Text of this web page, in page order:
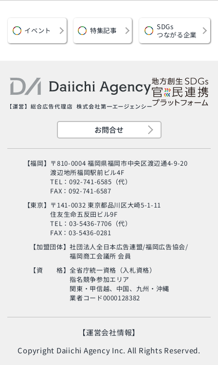
イベント 特集記事
SDGs
つながる企業
お問合せ
【福岡】 〒810-0004 福岡県福岡市中央区渡辺通4-9-20
渡辺地所福岡駅前ビル4F
TEL：092-741-6585（代）
FAX：092-741-6587
【東京】 〒141-0032 東京都品川区大崎5-1-11
住友生命五反田ビル9F
TEL：03-5436-7706（代）
FAX：03-5436-0281
【加盟団体】社団法人全日本広告連盟/福岡広告協会/
福岡商工会議所 会員
【資 格】全省庁統一資格（入札資格）
指名競争参加エリア
関東・甲信越、中国、九州・沖縄
業者コード0000128382
【運営会社情報】
Copyright Daiichi Agency Inc. All Rights Reserved.
「MSC海のエコラベ
使い終わった制服
の“新・活用術”とは？
生命の神秘に迫るアナ